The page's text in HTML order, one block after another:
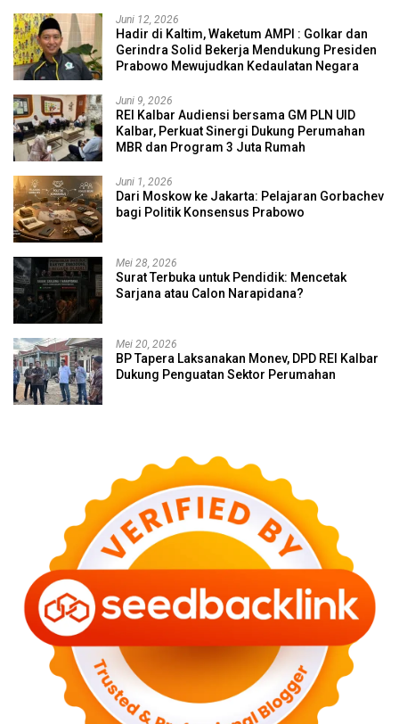
Juni 12, 2026
Hadir di Kaltim, Waketum AMPI : Golkar dan
Gerindra Solid Bekerja Mendukung Presiden
Prabowo Mewujudkan Kedaulatan Negara
Juni 9, 2026
REI Kalbar Audiensi bersama GM PLN UID
Kalbar, Perkuat Sinergi Dukung Perumahan
MBR dan Program 3 Juta Rumah
Juni 1, 2026
Dari Moskow ke Jakarta: Pelajaran Gorbachev
bagi Politik Konsensus Prabowo
Mei 28, 2026
Surat Terbuka untuk Pendidik: Mencetak
Sarjana atau Calon Narapidana?
Mei 20, 2026
BP Tapera Laksanakan Monev, DPD REI Kalbar
Dukung Penguatan Sektor Perumahan